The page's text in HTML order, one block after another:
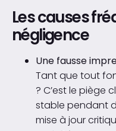
Les causes
négligence
Une fausse
Tant que tout
? C’est le piège
stable pendant
mise à jour